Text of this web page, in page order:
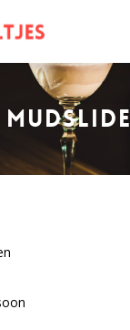
Mudslide